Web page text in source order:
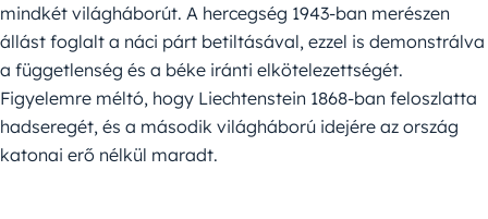
mindkét világháborút. A hercegség 1943-ban merészen
állást foglalt a náci párt betiltásával, ezzel is demonstrálva
a függetlenség és a béke iránti elkötelezettségét.
Figyelemre méltó, hogy Liechtenstein 1868-ban feloszlatta
hadseregét, és a második világháború idejére az ország
katonai erő nélkül maradt.